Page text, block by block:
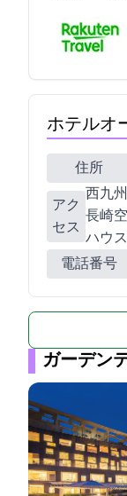
ホテルオ
住所
アク
セス
西九州
長崎空
ハウス
電話番号
ガーデン